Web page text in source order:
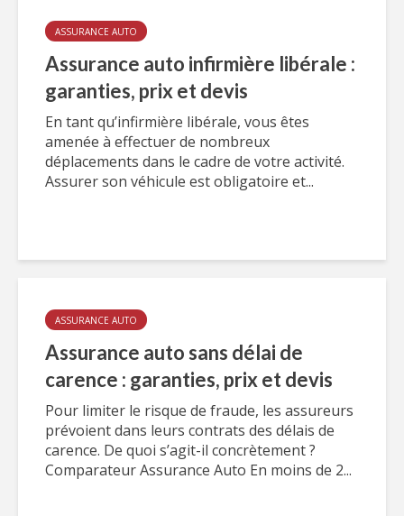
ASSURANCE AUTO
Assurance auto infirmière libérale :
garanties, prix et devis
En tant qu’infirmière libérale, vous êtes
amenée à effectuer de nombreux
déplacements dans le cadre de votre activité.
Assurer son véhicule est obligatoire et...
ASSURANCE AUTO
Assurance auto sans délai de
carence : garanties, prix et devis
Pour limiter le risque de fraude, les assureurs
prévoient dans leurs contrats des délais de
carence. De quoi s’agit-il concrètement ?
Comparateur Assurance Auto En moins de 2...